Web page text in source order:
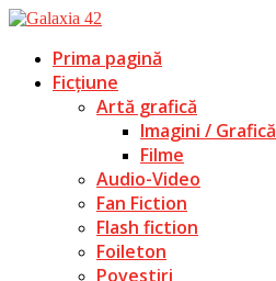
Prima pagină
Ficțiune
Artă grafică
Imagini / Grafică
Filme
Audio-Video
Fan Fiction
Flash fiction
Foileton
Povestiri